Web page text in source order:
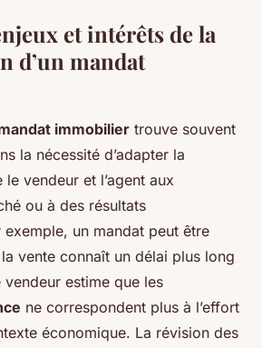
et intérêts de la
d’un mandat
immobilier trouve souvent
la nécessité d’adapter la
vendeur et l’agent aux
ou à des résultats
exemple, un mandat peut être
vente connaît un délai plus long
estime que les
ne correspondent plus à l’effort
économique. La révision des